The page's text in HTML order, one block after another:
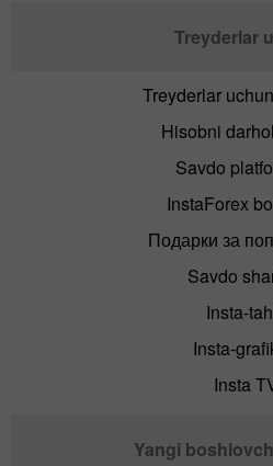
Treyderlar
Treyderlar
Hisobni
Savdo
InstaForex
Подарки за
Savdo
Insta-
Insta-
Insta
Yangi